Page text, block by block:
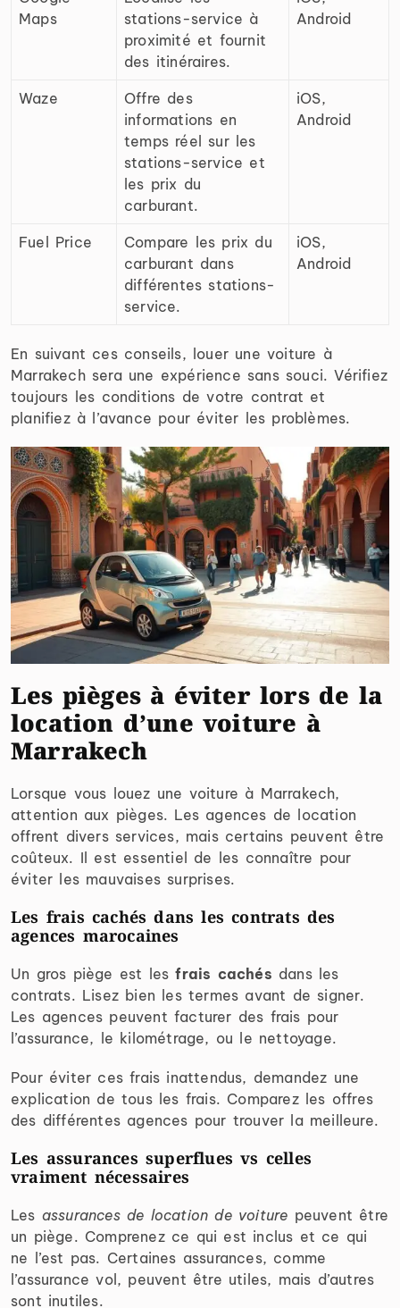
Maps
stations-service à
proximité et fournit
des itinéraires.
Android
Waze
Offre des
informations en
temps réel sur les
stations-service et
les prix du
carburant.
iOS,
Android
Fuel Price
Compare les prix du
carburant dans
différentes stations-
service.
iOS,
Android
En suivant ces conseils, louer une voiture à
Marrakech sera une expérience sans souci. Vérifiez
toujours les conditions de votre contrat et
planifiez à l’avance pour éviter les problèmes.
Les pièges à éviter lors de la
location d’une voiture à
Marrakech
Lorsque vous louez une voiture à Marrakech,
attention aux pièges. Les agences de location
offrent divers services, mais certains peuvent être
coûteux. Il est essentiel de les connaître pour
éviter les mauvaises surprises.
Les frais cachés dans les contrats des
agences marocaines
Un gros piège est lesfrais cachés dans les
contrats. Lisez bien les termes avant de signer.
Les agences peuvent facturer des frais pour
l’assurance, le kilométrage, ou le nettoyage.
Pour éviter ces frais inattendus, demandez une
explication de tous les frais. Comparez les offres
des différentes agences pour trouver la meilleure.
Les assurances superflues vs celles
vraiment nécessaires
Les assurances de location de voiture peuvent être
un piège. Comprenez ce qui est inclus et ce qui
ne l’est pas. Certaines assurances, comme
l’assurance vol, peuvent être utiles, mais d’autres
sont inutiles.